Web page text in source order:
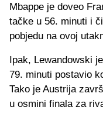
Mbappe je doveo
tačke u 56. minuti i
pobjedu na ovoj
Ipak, Lewandowski
79. minuti postavio
Tako je Austrija
u osmini finala za